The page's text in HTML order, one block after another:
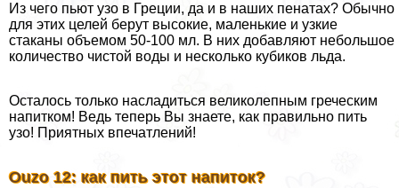
Из чего пьют узо в Греции, да и в наших пенатах? Обычно
для этих целей берут высокие, маленькие и узкие
стаканы объемом 50-100 мл. В них добавляют небольшое
количество чистой воды и несколько кубиков льда.
Осталось только насладиться великолепным греческим
напитком! Ведь теперь Вы знаете, как правильно пить
узо! Приятных впечатлений!
Ouzo 12: как пить этот напиток?